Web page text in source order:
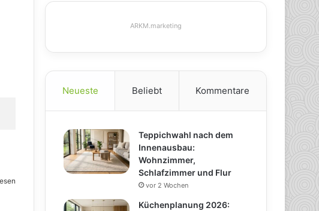
ARKM.marketing
Neueste Beliebt Kommentare
Teppichwahl nach dem
Innenausbau:
Wohnzimmer,
Schlafzimmer und Flur
vor 2 Wochen
Küchenplanung 2026: